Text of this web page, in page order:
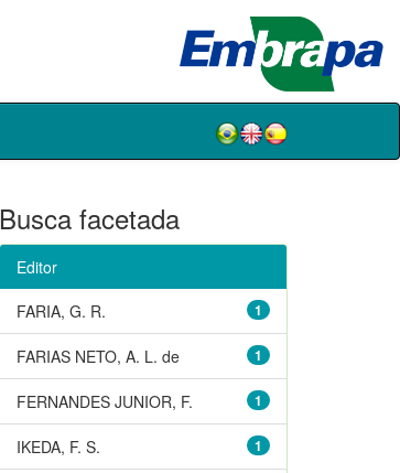
Busca facetada
Editor
1
FARIA, G. R.
1
FARIAS NETO, A. L. de
1
FERNANDES JUNIOR, F.
1
IKEDA, F. S.